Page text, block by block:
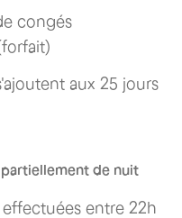
congés
aux 25 jours
partiellement de nuit
entre 22h